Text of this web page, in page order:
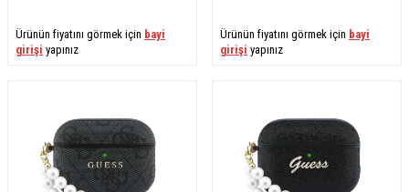
Ürünün fiyatını görmek için bayi
girişi yapınız
Ürünün fiyatını görmek için bayi
girişi yapınız